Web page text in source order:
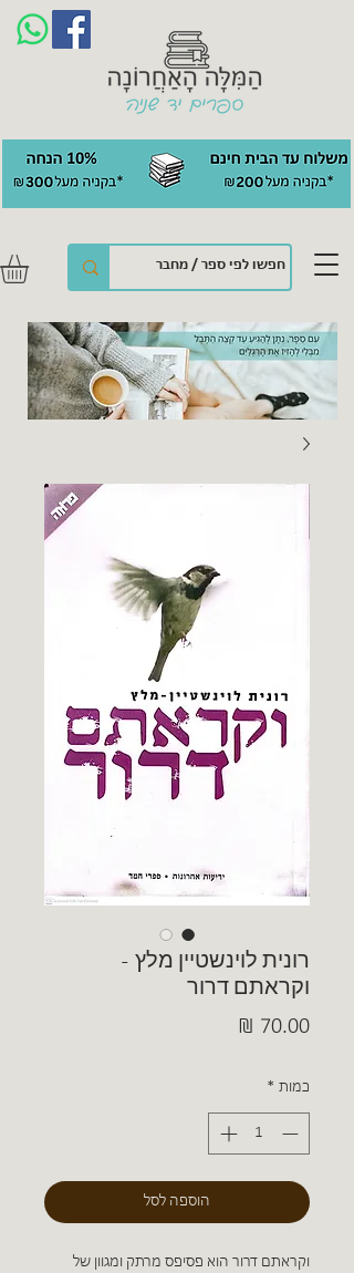
רונית לוינשטיין מלץ -
וקראתם דרור
כמות *
הוספה לסל
וקראתם דרור הוא פסיפס מרתק ומגוון של